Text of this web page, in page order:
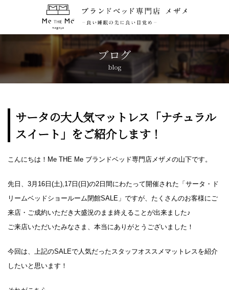
ブログ
blog
サータの大人気マットレス「ナチュラル
スイート」をご紹介します！
こんにちは！Me THE Me ブランドベッド専門店メザメの山下です。
先日、3月16日(土),17日(日)の2日間にわたって開催された「サータ・ド
リームベッドショールーム閉館SALE」ですが、たくさんのお客様にご
来店・ご成約いただき大盛況のまま終えることが出来ました♪
ご来店いただいたみなさま、本当にありがとうございました！
今回は、上記のSALEで人気だったスタッフオススメマットレスを紹介
したいと思います！
トップページ TOP
CONCEPT
アクセス
ブログ BLOG
おしらせ NEWS